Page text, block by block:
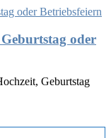
oder
Geburtstag